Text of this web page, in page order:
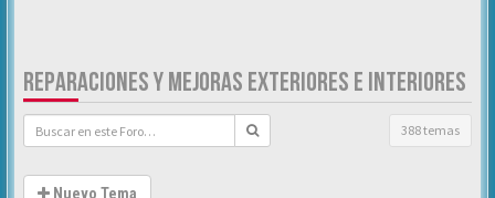
REPARACIONES Y MEJORAS EXTERIORES E INTERIORES
388 temas
Nuevo Tema